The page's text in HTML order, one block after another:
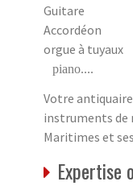
Guitare
Accordéon
orgue à tuyaux
piano....
Votre
instruments de
Maritimes et
Expertise